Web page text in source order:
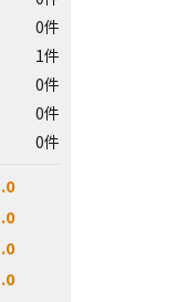
0件
1件
0件
0件
0件